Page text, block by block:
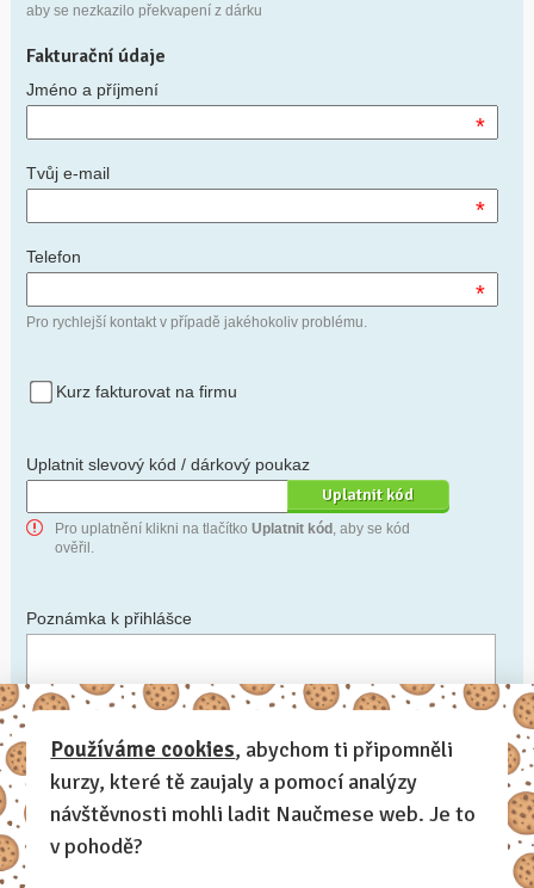
aby se nezkazilo překvapení z dárku
Fakturační údaje
Jméno a příjmení
*
Tvůj e-mail
*
Telefon
*
Pro rychlejší kontakt v případě jakéhokoliv problému.
Kurz fakturovat na firmu
Uplatnit slevový kód / dárkový poukaz
Pro uplatnění klikni na tlačítko Uplatnit kód , aby se kód
ověřil.
Poznámka k přihlášce
Chceš-li se na cokoli zeptat, nebo ke své přihlášce poznamenat.
Anonymní profil – odesláním přihlášky se automaticky
vytvoří tvůj profil na Naučmese. Zatrhni tuto volbu a profil
bude skrytý.
Chci dostávat Naučmese newsletter
Používáme cookies, abychom ti připomněli
kurzy, které tě zaujaly a pomocí analýzy
návštěvnosti mohli ladit Naučmese web. Je to
v pohodě?